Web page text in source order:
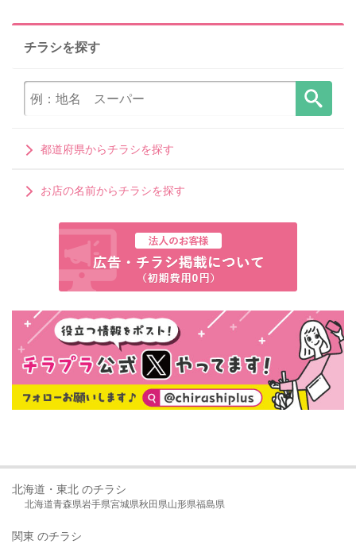
チラシを探す
都道府県からチラシを探す
お店の名前からチラシを探す
北海道・東北 のチラシ
北海道青森県岩手県宮城県秋田県山形県福島県
関東 のチラシ